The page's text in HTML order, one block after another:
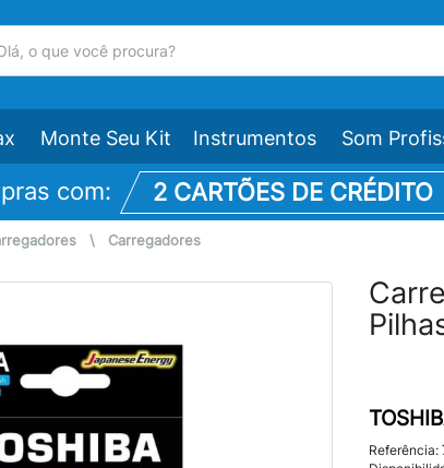
Monte Seu Kit Instrumentos Som
com: 2 CARTÕES DE CRÉDITO
\ Carregadores
Referência: